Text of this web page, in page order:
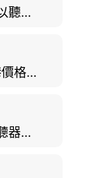
【聽力測試百科】哪裡可以聽力檢查？費用、標準、流程、在家聽力檢測與iPhone測試全攻略
助聽器如何選？2026全港價格比較、款式分析及老人選購全攻略
樂齡醫療新趨勢：智能助聽器結合 AI 眼底相機，如何全方位守護長者健康？